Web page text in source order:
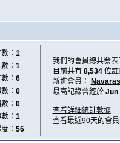
： 1
： 1
： 6
： 0
： 0
： 1
： 56
我們的會員總共發表
目前共有 8,534位註
新進會員：
最高記錄曾經於 Jun
查看詳細統計數據
查看最近90天的會